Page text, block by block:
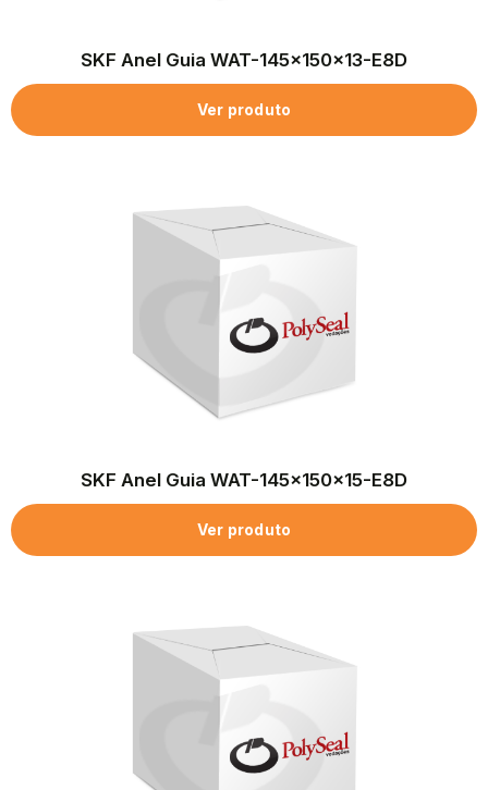
SKF Anel Guia WAT-145x150x13-E8D
Ver produto
SKF Anel Guia WAT-145x150x15-E8D
Ver produto